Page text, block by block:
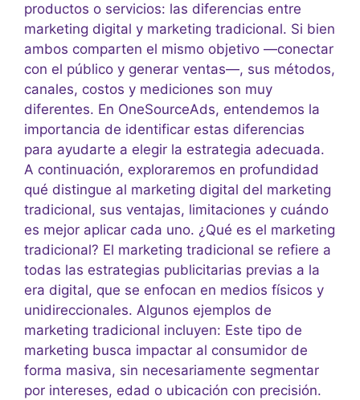
productos o servicios: las diferencias entre
marketing digital y marketing tradicional. Si bien
ambos comparten el mismo objetivo —conectar
con el público y generar ventas—, sus métodos,
canales, costos y mediciones son muy
diferentes. En OneSourceAds, entendemos la
importancia de identificar estas diferencias
para ayudarte a elegir la estrategia adecuada.
A continuación, exploraremos en profundidad
qué distingue al marketing digital del marketing
tradicional, sus ventajas, limitaciones y cuándo
es mejor aplicar cada uno. ¿Qué es el marketing
tradicional? El marketing tradicional se refiere a
todas las estrategias publicitarias previas a la
era digital, que se enfocan en medios físicos y
unidireccionales. Algunos ejemplos de
marketing tradicional incluyen: Este tipo de
marketing busca impactar al consumidor de
forma masiva, sin necesariamente segmentar
por intereses, edad o ubicación con precisión.